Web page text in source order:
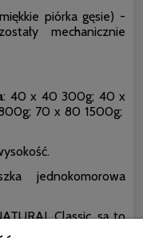
piórka gęsie) -
mechanicznie
: 40 x 40 300g; 40 x
70 x 80 1500g;
jednokomorowa
Classic, są to